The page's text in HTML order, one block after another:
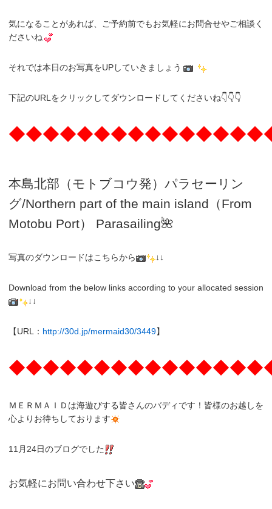
気になることがあれば、ご予約前でもお気軽にお問合せやご相談く
ださいね
それでは本日のお写真をUPしていきましょう
下記のURLをクリックしてダウンロードしてくださいね👇👇👇
本島北部（モトブコウ発）パラセーリン
グ/Northern part of the main island（From
Motobu Port）
Parasailing🌺
写真のダウンロードはこちらから ↓↓
Download from the below links according to your allocated session
↓↓
【URL： http://30d.jp/mermaid30/3449】
ＭＥＲＭＡＩＤは海遊びする皆さんのバディです！皆様のお越しを
心よりお待ちしております
11月24日のブログでした
お気軽にお問い合わせ下さい